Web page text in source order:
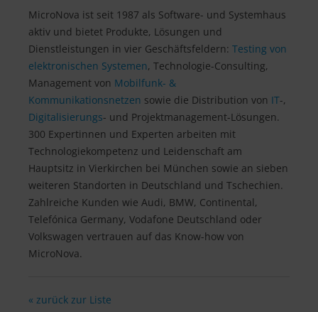
MicroNova ist seit 1987 als Software- und Systemhaus
aktiv und bietet Produkte, Lösungen und
Dienstleistungen in vier Geschäftsfeldern: Testing von
elektronischen Systemen, Technologie-Consulting,
Management von Mobilfunk- &
Kommunikationsnetzen sowie die Distribution von IT-,
Digitalisierungs- und Projektmanagement-Lösungen.
300 Expertinnen und Experten arbeiten mit
Technologiekompetenz und Leidenschaft am
Hauptsitz in Vierkirchen bei München sowie an sieben
weiteren Standorten in Deutschland und Tschechien.
Zahlreiche Kunden wie Audi, BMW, Continental,
Telefónica Germany, Vodafone Deutschland oder
Volkswagen vertrauen auf das Know-how von
MicroNova.
« zurück zur Liste